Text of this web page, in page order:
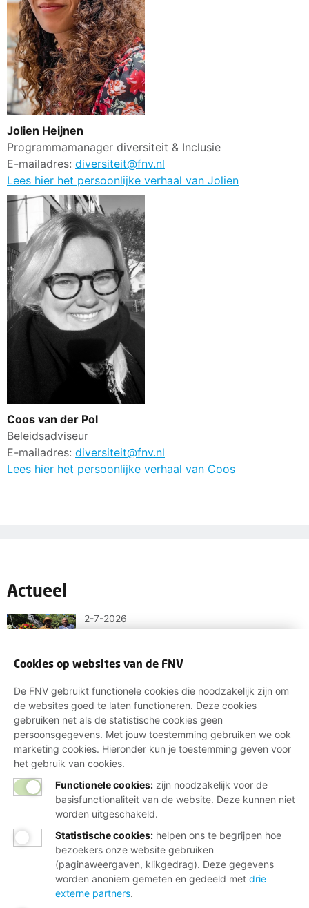
Jolien Heijnen
Programmamanager diversiteit & Inclusie
E-mailadres: diversiteit@fnv.nl
Lees hier het persoonlijke verhaal van Jolien
Coos van der Pol
Beleidsadviseur
E-mailadres: diversiteit@fnv.nl
Lees hier het persoonlijke verhaal van Coos
Actueel
2-7-2026
Keti Koti: samenwerken aan een
werkvloer
1-6-2026
'Pride betekent voor mij de ruimte
krijgen die voor anderen
vanzelfsprekend is'
12-3-2026
Samen tegen racisme en
discriminatie op de werkvloer
Meer nieuws
Cookies op websites van de FNV
De FNV gebruikt functionele cookies die noodzakelijk zijn om
de websites goed te laten functioneren. Deze cookies
gebruiken net als de statistische cookies geen
persoonsgegevens. Met jouw toestemming gebruiken we ook
marketing cookies. Hieronder kun je toestemming geven voor
het gebruik van cookies.
Functionele cookies: zijn noodzakelijk voor de
basisfunctionaliteit van de website. Deze kunnen niet
worden uitgeschakeld.
Statistische cookies: helpen ons te begrijpen hoe
bezoekers onze website gebruiken
(paginaweergaven, klikgedrag). Deze gegevens
worden anoniem gemeten en gedeeld met drie
externe partners.